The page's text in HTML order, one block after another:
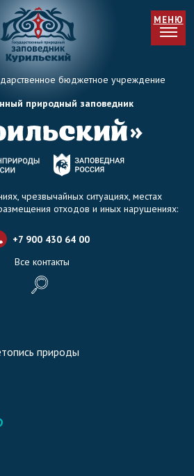
бюджетное учреждение
чрезвычайных ситуациях, местах
отходов и иных нарушениях:
Все контакты
природный заповедник
+7 900 430 64 00
МЕНЮ
природы